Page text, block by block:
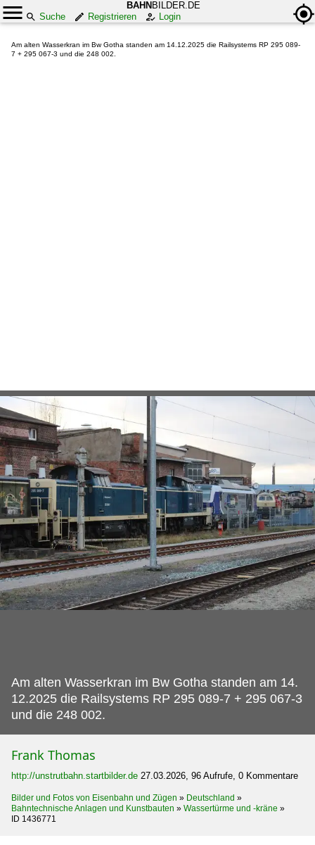
BAHN BILDER.DE
Suche
Registrieren Login
Am alten Wasserkran im Bw Gotha standen am 14.12.2025 die Railsystems RP 295 089-
7 + 295 067-3 und die 248 002.
Am alten Wasserkran im Bw Gotha standen am 14.
12.2025 die Railsystems RP 295 089-7 + 295 067-3
und die 248 002.
Frank Thomas
http://unstrutbahn.startbilder.de 27.03.2026, 96 Aufrufe, 0 Kommentare
Bilder und Fotos von Eisenbahn und Zügen » Deutschland »
Bahntechnische Anlagen und Kunstbauten » Wassertürme und -kräne »
ID 1436771